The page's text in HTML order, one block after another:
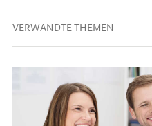
VERWANDTE THEMEN